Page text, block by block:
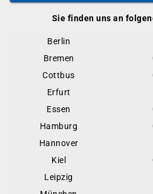
Sie finden uns an
Berlin
Bremen
Cottbus
Erfurt
Essen
Hamburg
Hannover
Kiel
Leipzig